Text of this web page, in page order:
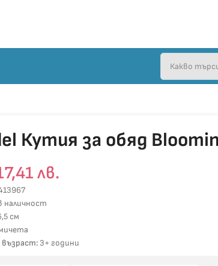
Кутия за обяд
лв.
наличност
см
3+ години